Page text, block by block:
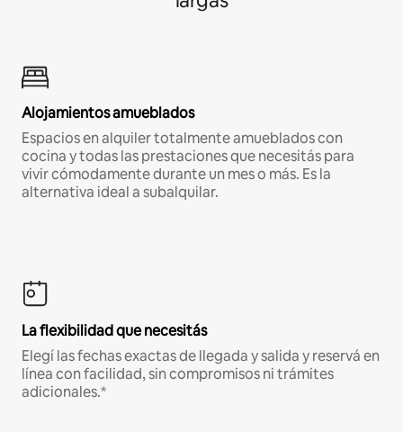
Alojamientos amueblados
Espacios en alquiler totalmente amueblados con
cocina y todas las prestaciones que necesitás para
vivir cómodamente durante un mes o más. Es la
alternativa ideal a subalquilar.
La flexibilidad que necesitás
Elegí las fechas exactas de llegada y salida y reservá en
línea con facilidad, sin compromisos ni trámites
adicionales.*